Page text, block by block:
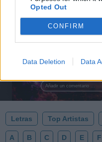
Opted Out
CONFIRM
Data Deletion Data
Añadir un comentario ...
🪐🚀 Canciones
Psicodelia y
psicodelia, space
tus noches de
esta colección para
✨⭐
Letras Top Artistas
A B C D E F